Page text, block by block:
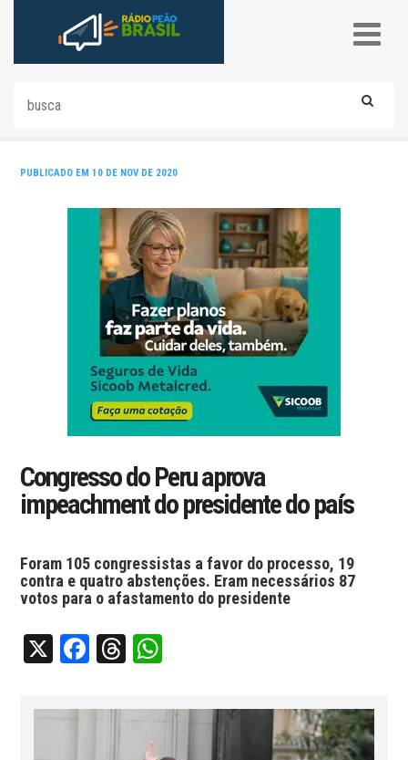
PUBLICADO EM 10 DE NOV DE 2020
Congresso do Peru aprova
impeachment do presidente do país
Foram 105 congressistas a favor do processo, 19
contra e quatro abstenções. Eram necessários 87
votos para o afastamento do presidente
X Facebook
Threads